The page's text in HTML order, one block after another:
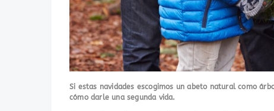
Si estas navidades escogimos un abeto natural como
cómo darle una segunda vida.